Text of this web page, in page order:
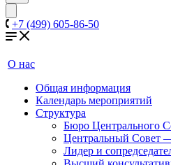
+7 (499) 605-86-50
О нас
Общая информация
Календарь мероприятий
Структура
Бюро Центрального
Центральный Совет
Лидер и